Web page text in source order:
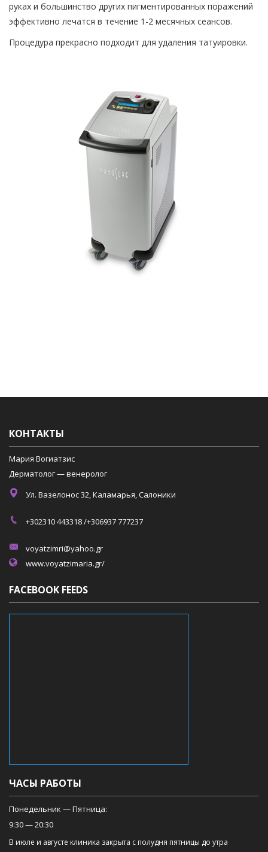
руках и большинство других пигментированных поражений
эффективно лечатся в течение 1-2 месячных сеансов.
Процедура прекрасно подходит для удаления татуировки.
КОНТАКТЫ
Мария Вогиатзис
Дерматолог — венеролог
Ул. Вазелонос 32, Каламарья, Салоники
+302310 443318 /+306937 777237
voyatzimri@yahoo.gr
www.voyatzimaria.gr/
FACEBOOK FEEDS
ЧАСЫ РАБОТЫ
Понедельник — Пятница:
9:30 — 20:30
В июле и августе клиника закрыта с полудня пятницы до утра